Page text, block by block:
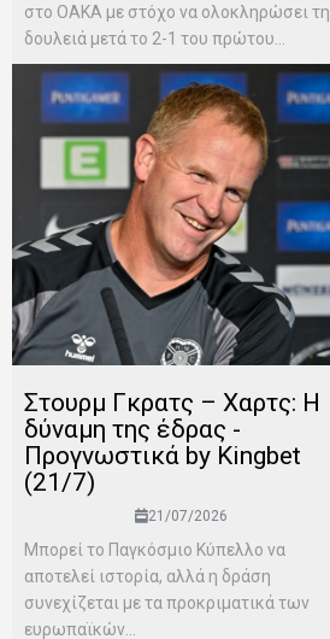
στο ΟΑΚΑ με στόχο να ολοκληρώσει τη
δουλειά μετά το 2-1 του πρώτου...
Στουρμ Γκρατς – Χαρτς: Η
δύναμη της έδρας -
Προγνωστικά by Kingbet
(21/7)
21/07/2026
Μπορεί το Παγκόσμιο Κύπελλο να
αποτελεί ιστορία, αλλά η δράση
συνεχίζεται με τα προκριματικά των
ευρωπαϊκών...